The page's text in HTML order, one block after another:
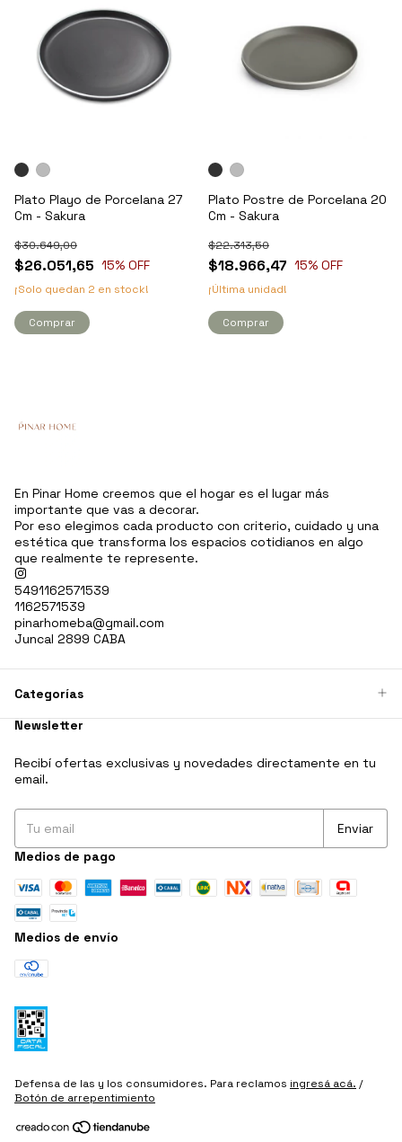
Plato Playo de Porcelana 27
Cm - Sakura
$26.051,65
$30.649,00
15% OFF
¡Solo quedan 2 en stock!
Comprar
Plato Postre de Porcelana 20
Cm - Sakura
$18.966,47
$22.313,50
15% OFF
¡Última unidad!
Comprar
En Pinar Home creemos que el hogar es el lugar más
importante que vas a decorar.
Por eso elegimos cada producto con criterio, cuidado y una
estética que transforma los espacios cotidianos en algo
que realmente te represente.
5491162571539
1162571539
pinarhomeba@gmail.com
Juncal 2899 CABA
Categorías
Newsletter
Recibí ofertas exclusivas y novedades directamente en tu
email.
Medios de pago
Medios de envío
Defensa de las y los consumidores. Para reclamos ingresá acá. /
Botón de arrepentimiento